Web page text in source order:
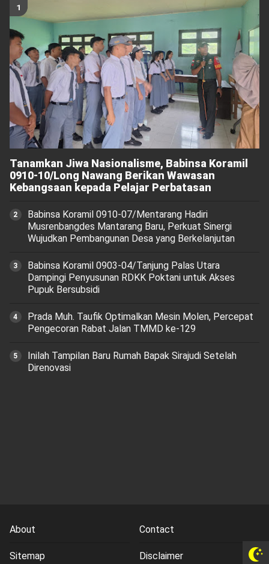
Tanamkan Jiwa Nasionalisme, Babinsa Koramil
0910-10/Long Nawang Berikan Wawasan
Kebangsaan kepada Pelajar Perbatasan
Babinsa Koramil 0910-07/Mentarang Hadiri
Musrenbangdes Mantarang Baru, Perkuat Sinergi
Wujudkan Pembangunan Desa yang Berkelanjutan
‎Babinsa Koramil 0903-04/Tanjung Palas Utara
Dampingi Penyusunan RDKK Poktani untuk Akses
Pupuk Bersubsidi
Prada Muh. Taufik Optimalkan Mesin Molen, Percepat
Pengecoran Rabat Jalan TMMD ke-129
Inilah Tampilan Baru Rumah Bapak Sirajudi Setelah
Direnovasi
About Contact
Sitemap Disclaimer